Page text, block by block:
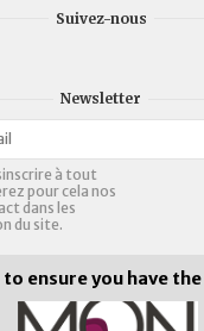
Suivez-nous
Newsletter
à tout
pour cela nos
dans les
du site.
to ensure you have